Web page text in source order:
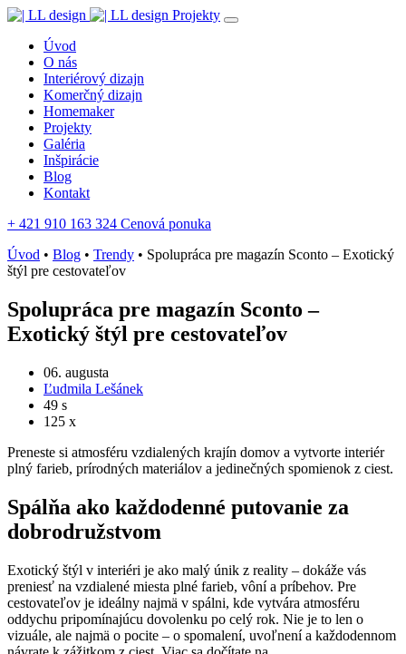
Projekty
Úvod
O nás
Interiérový dizajn
Komerčný dizajn
Homemaker
Projekty
Galéria
Inšpirácie
Blog
Kontakt
+ 421 910 163 324 Cenová ponuka
Úvod • Blog • Trendy • Spolupráca pre magazín Sconto – Exotický
štýl pre cestovateľov
Spolupráca pre magazín Sconto –
Exotický štýl pre cestovateľov
06. augusta
Ľudmila Lešánek
49 s
125 x
Preneste si atmosféru vzdialených krajín domov a vytvorte interiér
plný farieb, prírodných materiálov a jedinečných spomienok z ciest.
Spálňa ako každodenné putovanie za
dobrodružstvom
Exotický štýl v interiéri je ako malý únik z reality – dokáže vás
preniesť na vzdialené miesta plné farieb, vôní a príbehov. Pre
cestovateľov je ideálny najmä v spálni, kde vytvára atmosféru
oddychu pripomínajúcu dovolenku po celý rok. Nie je to len o
vizuále, ale najmä o pocite – o spomalení, uvoľnení a každodennom